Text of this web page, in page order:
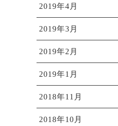
2019年4月
2019年3月
2019年2月
2019年1月
2018年11月
2018年10月